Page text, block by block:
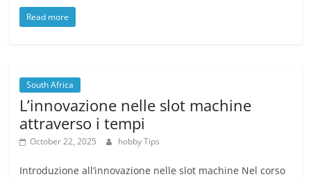
Read more
South Africa
L’innovazione nelle slot machine
attraverso i tempi
October 22, 2025 hobby Tips
Introduzione all’innovazione nelle slot machine Nel corso